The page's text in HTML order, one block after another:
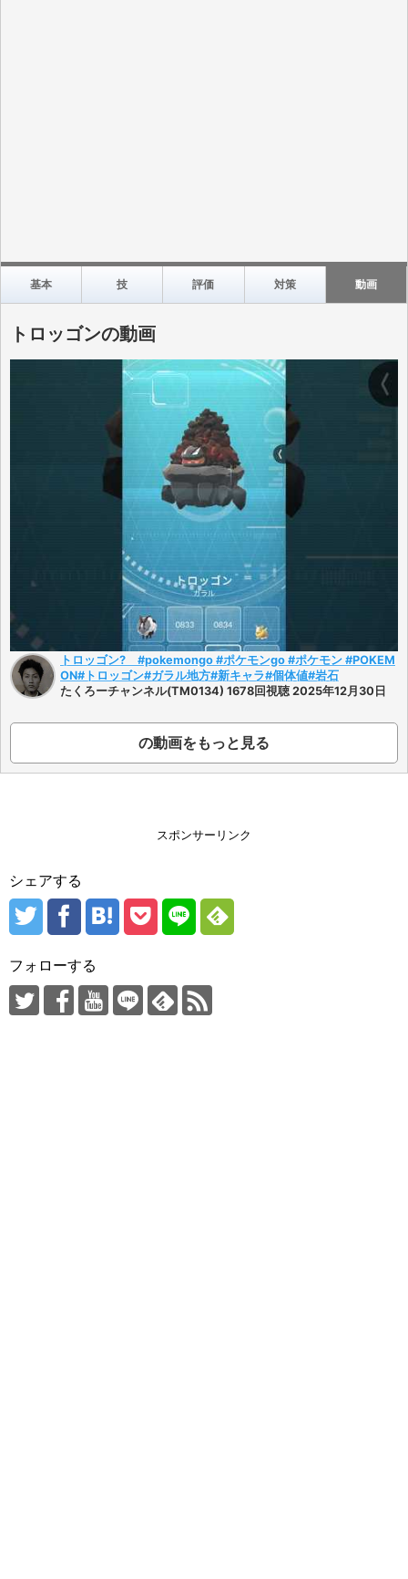
基本 技 評価 対策 動画
トロッゴンの動画
トロッゴン? #pokemongo #ポケモンgo #ポケモン #POKEM
ON#トロッゴン#ガラル地方#新キャラ#個体値#岩石
たくろーチャンネル(TM0134) 1678回視聴 2025年12月30日
の動画をもっと見る
スポンサーリンク
シェアする
フォローする